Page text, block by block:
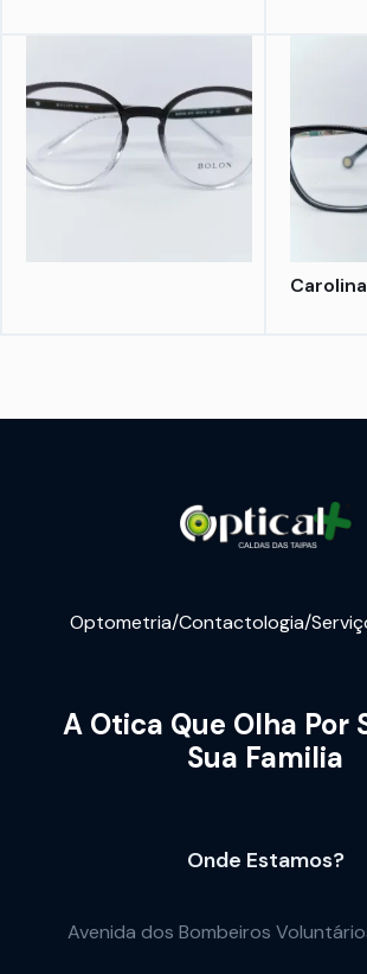
Optometria/Contactologia/
A Otica Que Olha Por
Sua Familia
Onde Estamos?
Avenida dos Bombeiros